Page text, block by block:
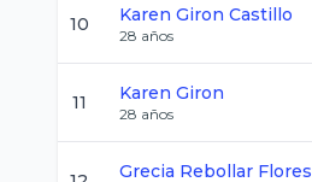
10 Karen Giron Castillo
28 años
11 Karen Giron
28 años
Grecia Rebollar Flores